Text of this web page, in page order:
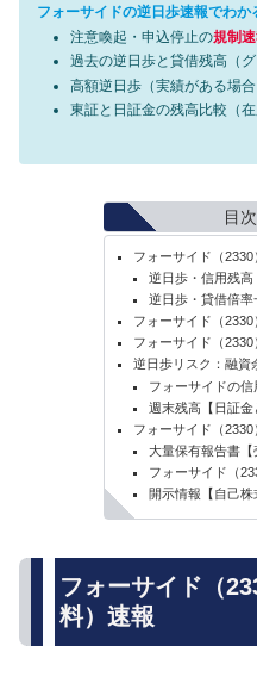
フォーサイドの逆日歩速報でわか
注意喚起・申込停止の規制
過去の逆日歩と貸借残高（グ
高額逆日歩（実績がある場合
東証と日証金の残高比較（在
目次
フォーサイド（
逆日歩・信用残高
逆日歩・貸借倍率
フォーサイド（
フォーサイド（2330
逆日歩リスク：融資
フォーサイドの
週末残高【日証
フォーサイド（
大量保有報告書【
フォーサイド（
開示情報【自己株
フォーサイド（
料）速報